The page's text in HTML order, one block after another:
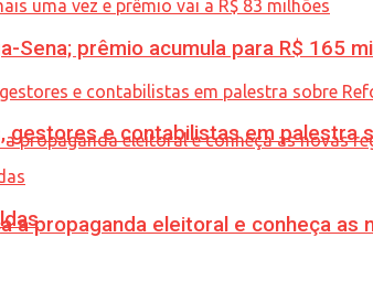
a propaganda eleitoral e conheça as
Sena; prêmio acumula para R$ 165
gestores e contabilistas em palestra